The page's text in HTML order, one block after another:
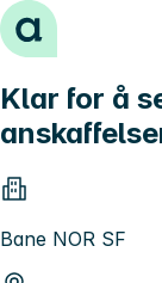
Hopp til innhold
Klar for å
Bane NOR SF